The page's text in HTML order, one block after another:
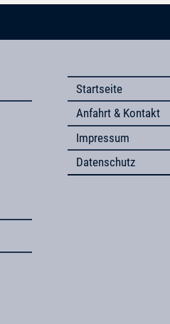
Startseite
Anfahrt & Kontakt
Impressum
Datenschutz